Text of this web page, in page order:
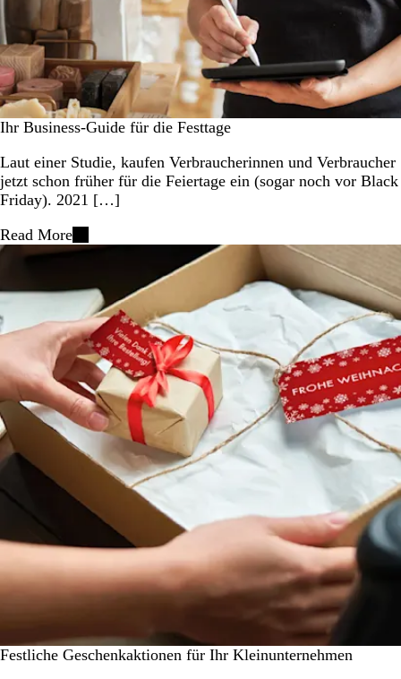
Ihr Business-Guide für die Festtage
Laut einer Studie, kaufen Verbraucherinnen und Verbraucher
jetzt schon früher für die Feiertage ein (sogar noch vor Black
Friday). 2021 […]
Read More
Festliche Geschenkaktionen für Ihr Kleinunternehmen